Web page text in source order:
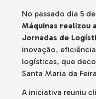
No passado dia 5
Máquinas realizou
Jornadas de
inovação,
logísticas, que
Santa Maria da
A iniciativa reuniu